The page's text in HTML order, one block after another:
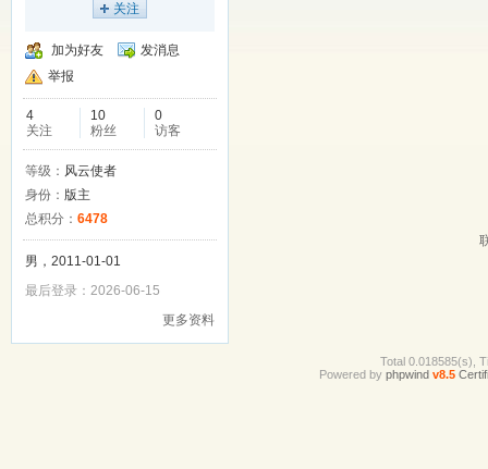
关注
加为好友
发消息
举报
4
关注
10
粉丝
0
访客
等级： 风云使者
身份： 版主
总积分： 6478
男，2011-01-01
最后登录：2026-06-15
更多资料
Total 0.018585(s),
Powered by phpwind v8.5